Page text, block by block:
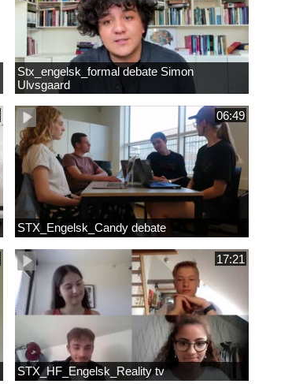
Stx_engelsk_formal debate Simon
Ulvsgaard
06:49
STX_Engelsk_Candy debate
17:21
STX_HF_Engelsk_Reality tv